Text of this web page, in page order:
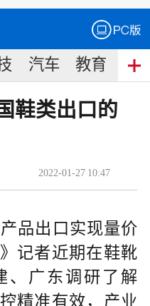
汽车 教育 食
鞋类出口的
2022-01-27 10:47
品出口实现量价
记者近期在鞋靴
、广东调研了解
精准有效，产业